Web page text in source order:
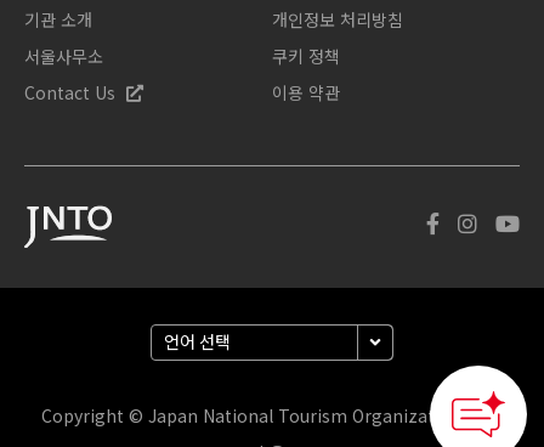
기관 소개
서울사무소
Contact Us
개인정보 처리방침
쿠키 정책
이용 약관
Copyright © Japan National Tourism Organization. 판권
help you?